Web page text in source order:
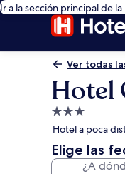
Ir a la sección principal de
Ver todas
Hotel
Propiedad
de
3.0
estrellas
Hotel a poca
Elige las
¿A